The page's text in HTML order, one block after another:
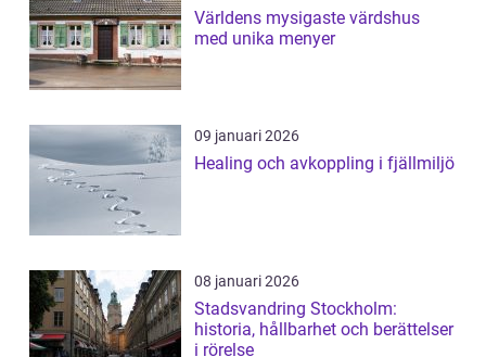
Världens mysigaste värdshus
med unika menyer
09 januari 2026
Healing och avkoppling i fjällmiljö
08 januari 2026
Stadsvandring Stockholm:
historia, hållbarhet och berättelser
i rörelse